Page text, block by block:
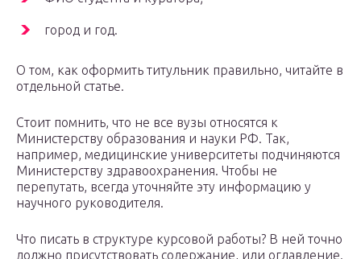
город и год.
О том, как оформить титульник правильно, читайте в
отдельной статье.
Стоит помнить, что не все вузы относятся к
Министерству образования и науки РФ. Так,
например, медицинские университеты подчиняются
Министерству здравоохранения. Чтобы не
перепутать, всегда уточняйте эту информацию у
научного руководителя.
Что писать в структуре курсовой работы? В ней точно
должно присутствовать содержание, или оглавление.